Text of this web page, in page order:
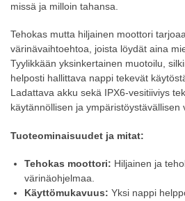
missä ja milloin tahansa.
Tehokas mutta hiljainen moottori
värinävaihtoehtoa, joista löydät aina
Tyylikkään yksinkertainen muotoilu,
helposti hallittava nappi tekevät
Ladattava akku sekä IPX6-vesitiiviys
käytännöllisen ja ympäristöystävällisen
Tuoteominaisuudet ja mitat:
Tehokas moottori: Hiljainen ja
värinäohjelmaa.
Käyttömukavuus: Yksi nappi